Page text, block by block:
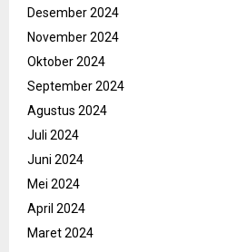
Desember 2024
November 2024
Oktober 2024
September 2024
Agustus 2024
Juli 2024
Juni 2024
Mei 2024
April 2024
Maret 2024